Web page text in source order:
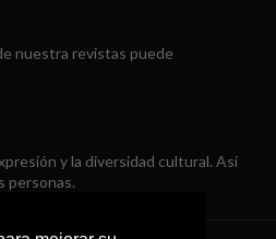
nuestra revistas puede
y la diversidad cultural. Así
personas.